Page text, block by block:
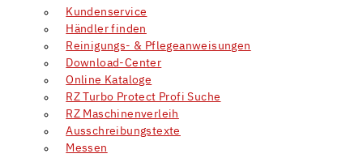
Kundenservice
Händler finden
Reinigungs- & Pflegeanweisungen
Download-Center
Online Kataloge
RZ Turbo Protect Profi Suche
RZ Maschinenverleih
Ausschreibungstexte
Messen